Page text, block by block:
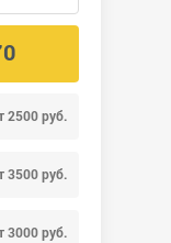
2500 руб.
3500 руб.
3000 руб.